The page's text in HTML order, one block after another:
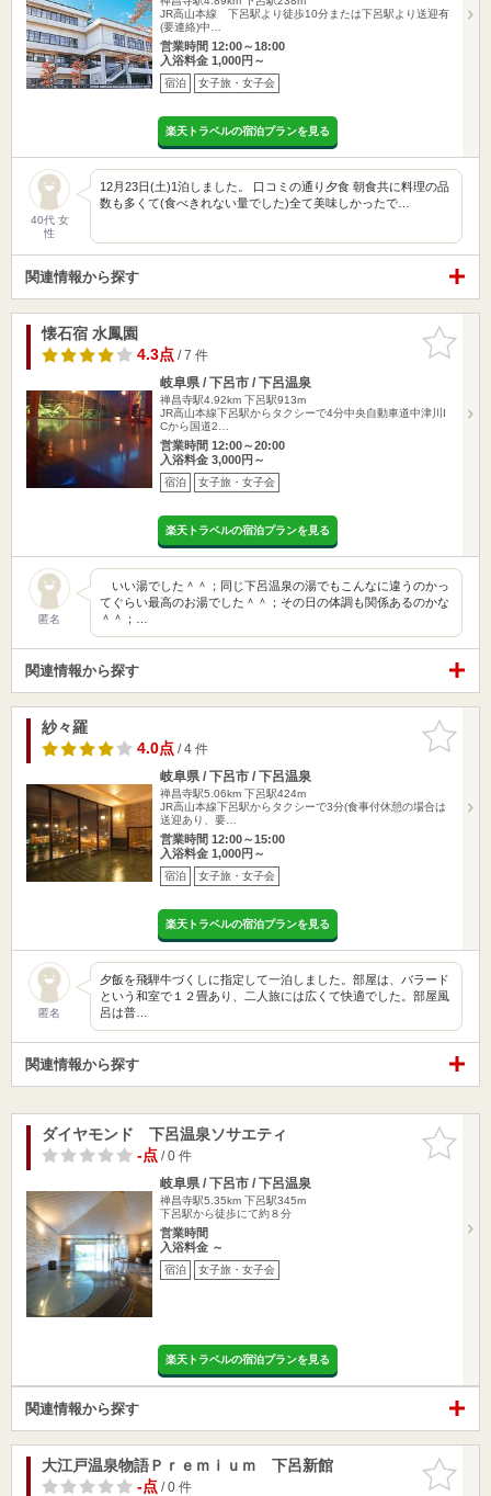
JR高山本線 下呂駅より徒歩10分または下呂駅より送迎有
(要連絡)中…
営業時間 12:00～18:00
入浴料金 1,000円～
宿泊 女子旅・女子会
楽天トラベルの宿泊プランを見る
40代 女
性
12月23日(土)1泊しました。 口コミの通り夕食 朝食共に料理の品
数も多くて(食べきれない量でした)全て美味しかったで…
関連情報から探す
お気に入
りに追加
懐石宿 水鳳園
4.3点/ 7 件
岐阜県 / 下呂市 / 下呂温泉
禅昌寺駅4.92km 下呂駅913m
JR高山本線下呂駅からタクシーで4分中央自動車道中津川I
Cから国道2…
営業時間 12:00～20:00
入浴料金 3,000円～
宿泊 女子旅・女子会
楽天トラベルの宿泊プランを見る
匿名
いい湯でした＾＾；同じ下呂温泉の湯でもこんなに違うのかっ
てぐらい最高のお湯でした＾＾；その日の体調も関係あるのかな
＾＾；…
関連情報から探す
お気に入
りに追加
紗々羅
4.0点/ 4 件
岐阜県 / 下呂市 / 下呂温泉
禅昌寺駅5.06km 下呂駅424m
JR高山本線下呂駅からタクシーで3分(食事付休憩の場合は
送迎あり、要…
営業時間 12:00～15:00
入浴料金 1,000円～
宿泊 女子旅・女子会
楽天トラベルの宿泊プランを見る
匿名
夕飯を飛騨牛づくしに指定して一泊しました。部屋は、バラード
という和室で１２畳あり、二人旅には広くて快適でした。部屋風
呂は普…
関連情報から探す
お気に入
りに追加
ダイヤモンド 下呂温泉ソサエティ
-点/ 0 件
岐阜県 / 下呂市 / 下呂温泉
禅昌寺駅5.35km 下呂駅345m
下呂駅から徒歩にて約８分
営業時間
入浴料金 ～
宿泊 女子旅・女子会
楽天トラベルの宿泊プランを見る
関連情報から探す
お気に入
りに追加
大江戸温泉物語Ｐｒｅｍｉｕｍ 下呂新館
-点/ 0 件